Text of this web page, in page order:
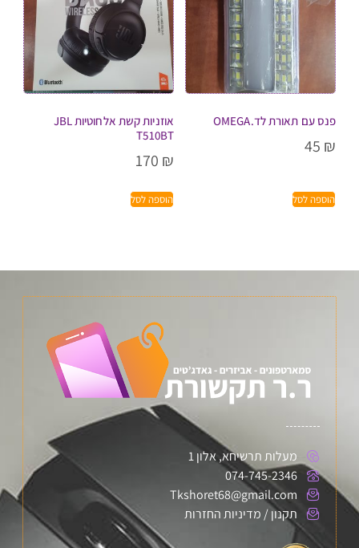
פנס עם תאורת לד.OMEGA
45 ₪
הוספה לסל
אוזניות קשת אלחוטיות JBL
T510BT
170 ₪
הוספה לסל
מעלות תרשיחא, אלון 1
074-745-2346
Tkshoret68@gmail.com
תקנון / מדיניות החזרות